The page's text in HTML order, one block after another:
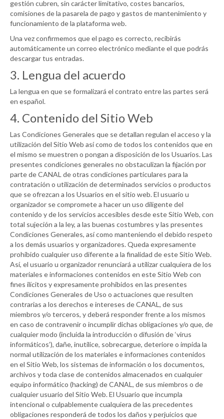
gestión cubren, sin carácter limitativo, costes bancarios,
comisiones de la pasarela de pago y gastos de mantenimiento y
funcionamiento de la plataforma web.
Una vez confirmemos que el pago es correcto, recibirás
automáticamente un correo electrónico mediante el que podrás
descargar tus entradas.
3. Lengua del acuerdo
La lengua en que se formalizará el contrato entre las partes será
en español.
4. Contenido del Sitio Web
Las Condiciones Generales que se detallan regulan el acceso y la
utilización del Sitio Web así como de todos los contenidos que en
el mismo se muestren o pongan a disposición de los Usuarios. Las
presentes condiciones generales no obstaculizan la fijación por
parte deCANAL de otras condiciones particulares para la
contratación o utilización de determinados servicios o productos
que se ofrezcan a los Usuarios en el sitio web. El usuario u
organizador se compromete a hacer un uso diligente del
contenido y de los servicios accesibles desde este Sitio Web, con
total sujeción a la ley, a las buenas costumbres y las presentes
Condiciones Generales, así como manteniendo el debido respeto
a los demás usuarios y organizadores. Queda expresamente
prohibido cualquier uso diferente a la finalidad de este Sitio Web.
Así, el usuario u organizador renunciará a utilizar cualquiera de los
materiales e informaciones contenidos en este Sitio Web con
fines ilícitos y expresamente prohibidos en las presentes
Condiciones Generales de Uso o actuaciones que resulten
contrarias a los derechos e intereses deCANAL , de sus
miembros y/o terceros, y deberá responder frente a los mismos
en caso de contravenir o incumplir dichas obligaciones y/o que, de
cualquier modo (incluida la introducción o difusión de ‘virus
informáticos’), dañe, inutilice, sobrecargue, deteriore o impida la
normal utilización de los materiales e informaciones contenidos
en el Sitio Web, los sistemas de información o los documentos,
archivos y toda clase de contenidos almacenados en cualquier
equipo informático (hacking) deCANAL , de sus miembros o de
cualquier usuario del Sitio Web. El Usuario que incumpla
intencional o culpablemente cualquiera de las precedentes
obligaciones responderá de todos los daños y perjuicios que